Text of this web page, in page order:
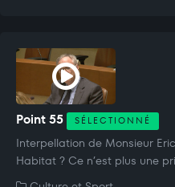
Point 55 SÉLECTIONNÉ
Interpellation de Monsieur
Habitat ? Ce n’est plus une